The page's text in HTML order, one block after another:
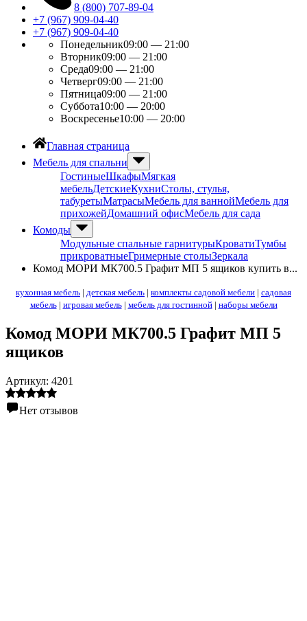
8 (800) 707-89-04
+7 (967) 909-04-40
+7 (967) 909-04-40
Понедельник09:00 — 21:00
Вторник09:00 — 21:00
Среда09:00 — 21:00
Четверг09:00 — 21:00
Пятница09:00 — 21:00
Суббота10:00 — 20:00
Воскресенье10:00 — 20:00
Главная страница
Мебель для спальни
ГостиныеШкафыМягкая
мебельДетскиеКухниСтолы, стулья,
табуретыМатрасыМебель для ваннойМебель для
прихожейДомашний офисМебель для сада
Комоды
Модульные спальные гарнитурыКроватиТумбы
прикроватныеГримерные столыЗеркала
Комод МОРИ МК700.5 Графит МП 5 ящиков купить в...
кухонная мебель | детская мебель | комплекты садовой мебели | садовая
мебель| игровая мебель| мебель для гостинной| наборы мебели
Комод МОРИ МК700.5 Графит МП 5
ящиков
Артикул: 4201
Нет отзывов